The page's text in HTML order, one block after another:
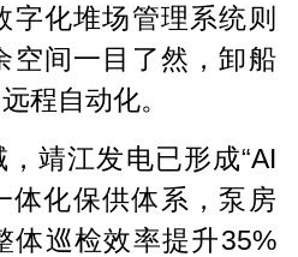
字化堆场管理系统则
空间一目了然，卸船
程自动化。
靖江发电已形成“AI
体化保供体系，泵房
体巡检效率提升35%